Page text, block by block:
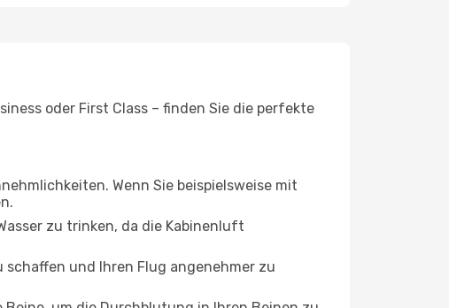
oder First Class – finden Sie die perfekte
Wenn Sie beispielsweise mit
zu trinken, da die Kabinenluft
und Ihren Flug angenehmer zu